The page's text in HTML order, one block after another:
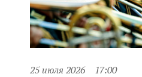
25 июля 2026 17:00